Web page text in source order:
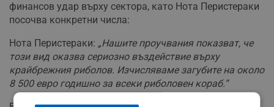
финансов удар върху сектора, като Нота Перистераки
посочва конкретни числа:
Нота Перистераки: „Нашите проучвания показват, че
този вид оказва сериозно въздействие върху
крайбрежния риболов. Изчисляваме загубите на около
8 500 евро годишно за всеки риболовен кораб.“